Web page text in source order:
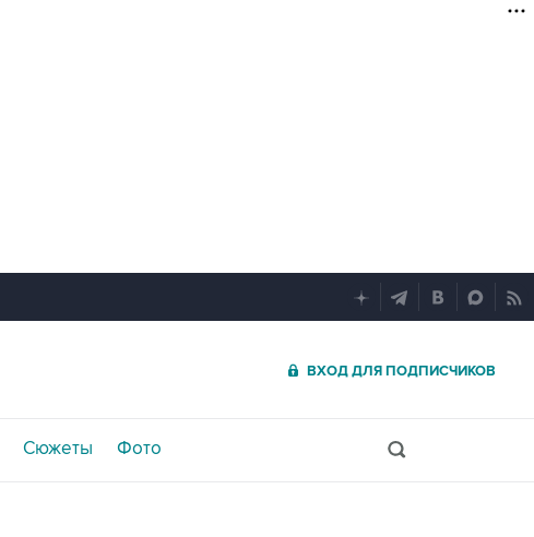
ВХОД ДЛЯ ПОДПИСЧИКОВ
Сюжеты Фото